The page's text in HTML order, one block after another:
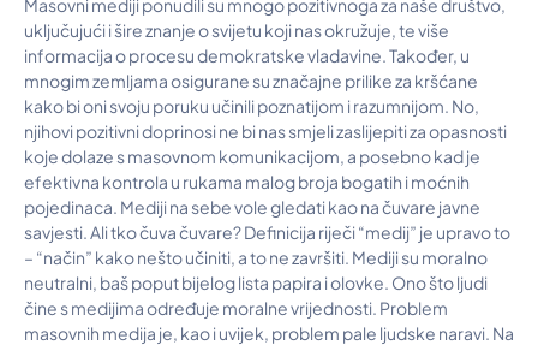
uključujući i šire znanje o svijetu koji nas okružuje, te više
informacija o procesu demokratske vladavine. Također, u
mnogim zemljama osigurane su značajne prilike za kršćane
kako bi oni svoju poruku učinili poznatijom i razumnijom. No,
njihovi pozitivni doprinosi ne bi nas smjeli zaslijepiti za opasnosti
koje dolaze s masovnom komunikacijom, a posebno kad je
efektivna kontrola u rukama malog broja bogatih i moćnih
pojedinaca. Mediji na sebe vole gledati kao na čuvare javne
savjesti. Ali tko čuva čuvare? Definicija riječi “medij” je upravo to
– “način” kako nešto učiniti, a to ne završiti. Mediji su moralno
neutralni, baš poput bijelog lista papira i olovke. Ono što ljudi
čine s medijima određuje moralne vrijednosti. Problem
masovnih medija je, kao i uvijek, problem pale ljudske naravi. Na